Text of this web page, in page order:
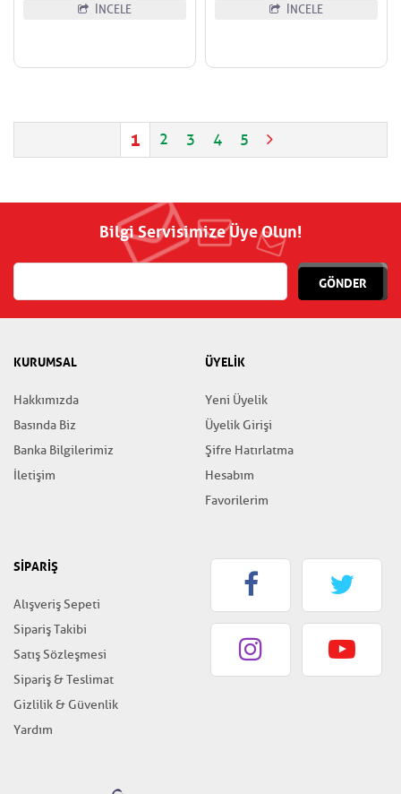
İNCELE İNCELE
1 2 3 4 5
Bilgi Servisimize Üye Olun!
GÖNDER
KURUMSAL
Hakkımızda
Basında Biz
Banka Bilgilerimiz
İletişim
ÜYELİK
Yeni Üyelik
Üyelik Girişi
Şifre Hatırlatma
Hesabım
Favorilerim
SİPARİŞ
Alışveriş Sepeti
Sipariş Takibi
Satış Sözleşmesi
Sipariş & Teslimat
Gizlilik & Güvenlik
Yardım